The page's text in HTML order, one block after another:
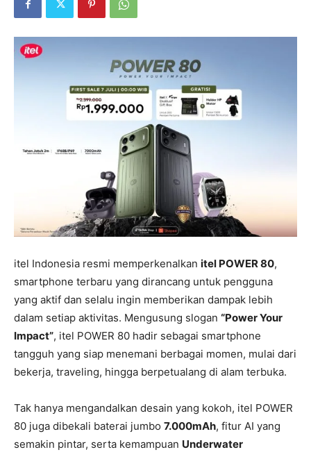
itel Indonesia resmi memperkenalkan itel POWER 80,
smartphone terbaru yang dirancang untuk pengguna
yang aktif dan selalu ingin memberikan dampak lebih
dalam setiap aktivitas. Mengusung slogan “Power Your
Impact”, itel POWER 80 hadir sebagai smartphone
tangguh yang siap menemani berbagai momen, mulai dari
bekerja, traveling, hingga berpetualang di alam terbuka.
Tak hanya mengandalkan desain yang kokoh, itel POWER
80 juga dibekali baterai jumbo 7.000mAh, fitur AI yang
semakin pintar, serta kemampuan Underwater